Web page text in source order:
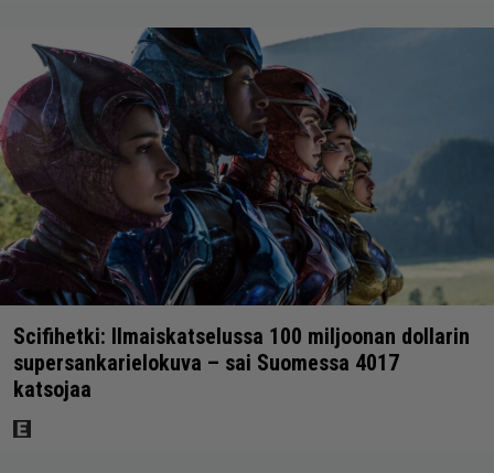
Scifihetki: Ilmaiskatselussa 100 miljoonan dollarin
supersankarielokuva – sai Suomessa 4017
katsojaa